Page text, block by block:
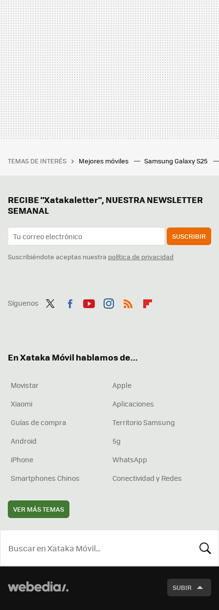
TEMAS DE INTERÉS Mejores móviles Samsung Galaxy S25
RECIBE "Xatakaletter", NUESTRA NEWSLETTER
SEMANAL
SUSCRIBIR
Suscribiéndote aceptas nuestra política de privacidad
Síguenos
En Xataka Móvil hablamos de...
Movistar
Apple
Xiaomi
Aplicaciones
Guías de compra
Territorio Samsung
Android
5g
iPhone
WhatsApp
Smartphones Chinos
Conectividad y Redes
VER MÁS TEMAS
SUBIR